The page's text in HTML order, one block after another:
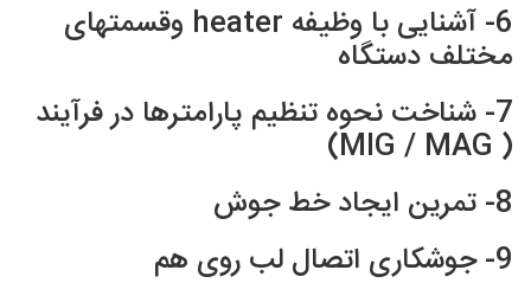
6- آشنایی با وظیفه heater وقسمتهای
مختلف دستگاه
7- شناخت نحوه تنظیم پارامترها در فرآیند
( MIG / MAG)
8- تمرین ایجاد خط جوش
9- جوشکاری اتصال لب روی هم